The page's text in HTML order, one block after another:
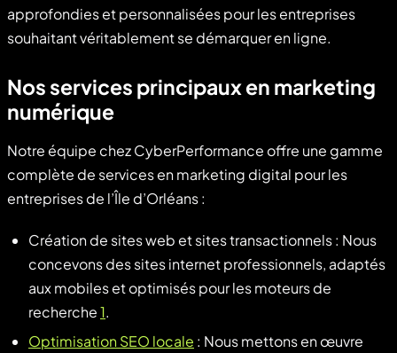
approfondies et personnalisées pour les entreprises
souhaitant véritablement se démarquer en ligne.
Nos services principaux en marketing
numérique
Notre équipe chez CyberPerformance offre une gamme
complète de services en marketing digital pour les
entreprises de l’Île d’Orléans :
Création de sites web et sites transactionnels : Nous
concevons des sites internet professionnels, adaptés
aux mobiles et optimisés pour les moteurs de
recherche1.
Optimisation SEO locale : Nous mettons en œuvre